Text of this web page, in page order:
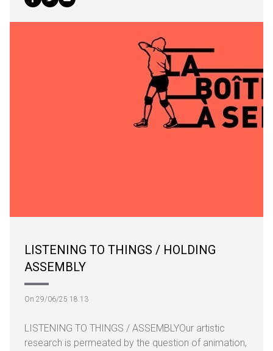
LISTENING TO THINGS / HOLDING
ASSEMBLY
On 29/06/25 18:13
LISTENING TO THINGS / ASSEMBLYOur artistic
research is permeated by the question of animation,